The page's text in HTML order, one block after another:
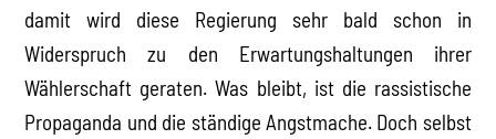
damit wird diese Regierung sehr bald schon in
Widerspruch zu den Erwartungshaltungen ihrer
Wählerschaft geraten. Was bleibt, ist die rassistische
Propaganda und die ständige Angstmache. Doch selbst